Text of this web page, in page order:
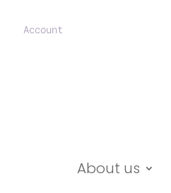
Account
About us